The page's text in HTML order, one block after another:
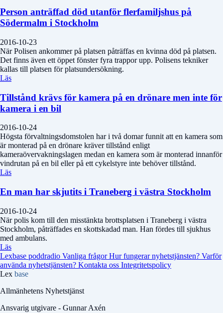
Person anträffad död utanför flerfamiljshus på
Södermalm i Stockholm
2016-10-23
När Polisen ankommer på platsen påträffas en kvinna död på platsen.
Det finns även ett öppet fönster fyra trappor upp. Polisens tekniker
kallas till platsen för platsundersökning.
Läs
Tillstånd krävs för kamera på en drönare men inte för
kamera i en bil
2016-10-24
Högsta förvaltningsdomstolen har i två domar funnit att en kamera som
är monterad på en drönare kräver tillstånd enligt
kameraövervakningslagen medan en kamera som är monterad innanför
vindrutan på en bil eller på ett cykelstyre inte behöver tillstånd.
Läs
En man har skjutits i Traneberg i västra Stockholm
2016-10-24
När polis kom till den misstänkta brottsplatsen i Traneberg i västra
Stockholm, påträffades en skottskadad man. Han fördes till sjukhus
med ambulans.
Läs
Lexbase poddradio Vanliga frågorHur fungerar nyhetstjänsten? Varför
använda nyhetstjänsten? Kontakta oss Integritetspolicy
Lex base
Allmänhetens Nyhetstjänst
Ansvarig utgivare - Gunnar Axén